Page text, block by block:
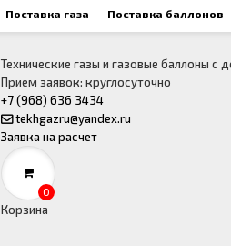
Поставка газа Поставка баллонов
Технические газы и газовые баллоны с
Прием заявок: круглосуточно
+7 (968) 636 3434
tekhgazru@yandex.ru
Заявка на расчет
0
Корзина